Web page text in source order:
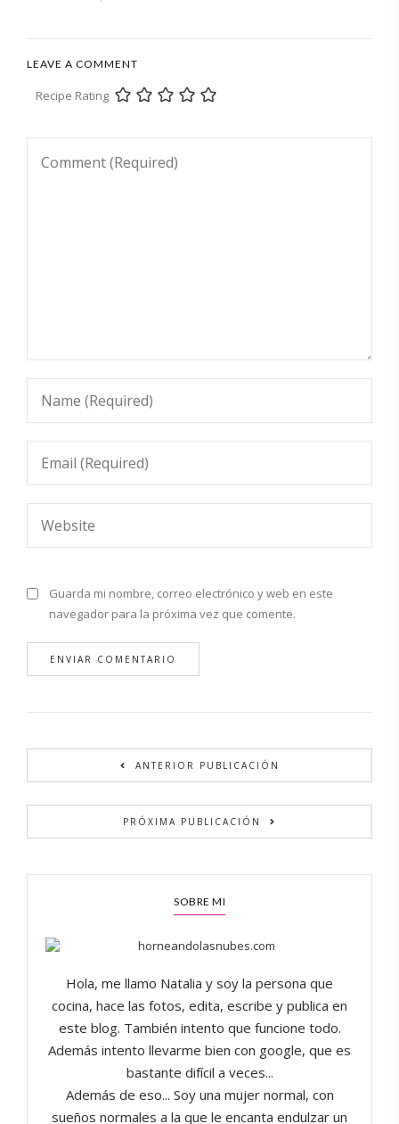
LEAVE A COMMENT
Recipe Rating
Guarda mi nombre, correo electrónico y web en este
navegador para la próxima vez que comente.
ANTERIOR PUBLICACIÓN
PRÓXIMA PUBLICACIÓN
SOBRE MI
Hola, me llamo Natalia y soy la persona que
cocina, hace las fotos, edita, escribe y publica en
este blog. También intento que funcione todo.
Además intento llevarme bien con google, que es
bastante difícil a veces...
Además de eso... Soy una mujer normal, con
sueños normales a la que le encanta endulzar un